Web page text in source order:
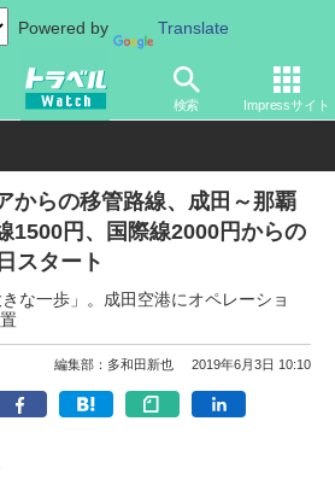
Powered by Translate
検索 Impressサイト
府・官庁 国内エアライン ピーチ
からの移管路線、成田～那覇
1500円、国際線2000円からの
スタート
な一歩」。成田空港にオペレーショ
編集部：多和田新也 2019年6月3日 10:10